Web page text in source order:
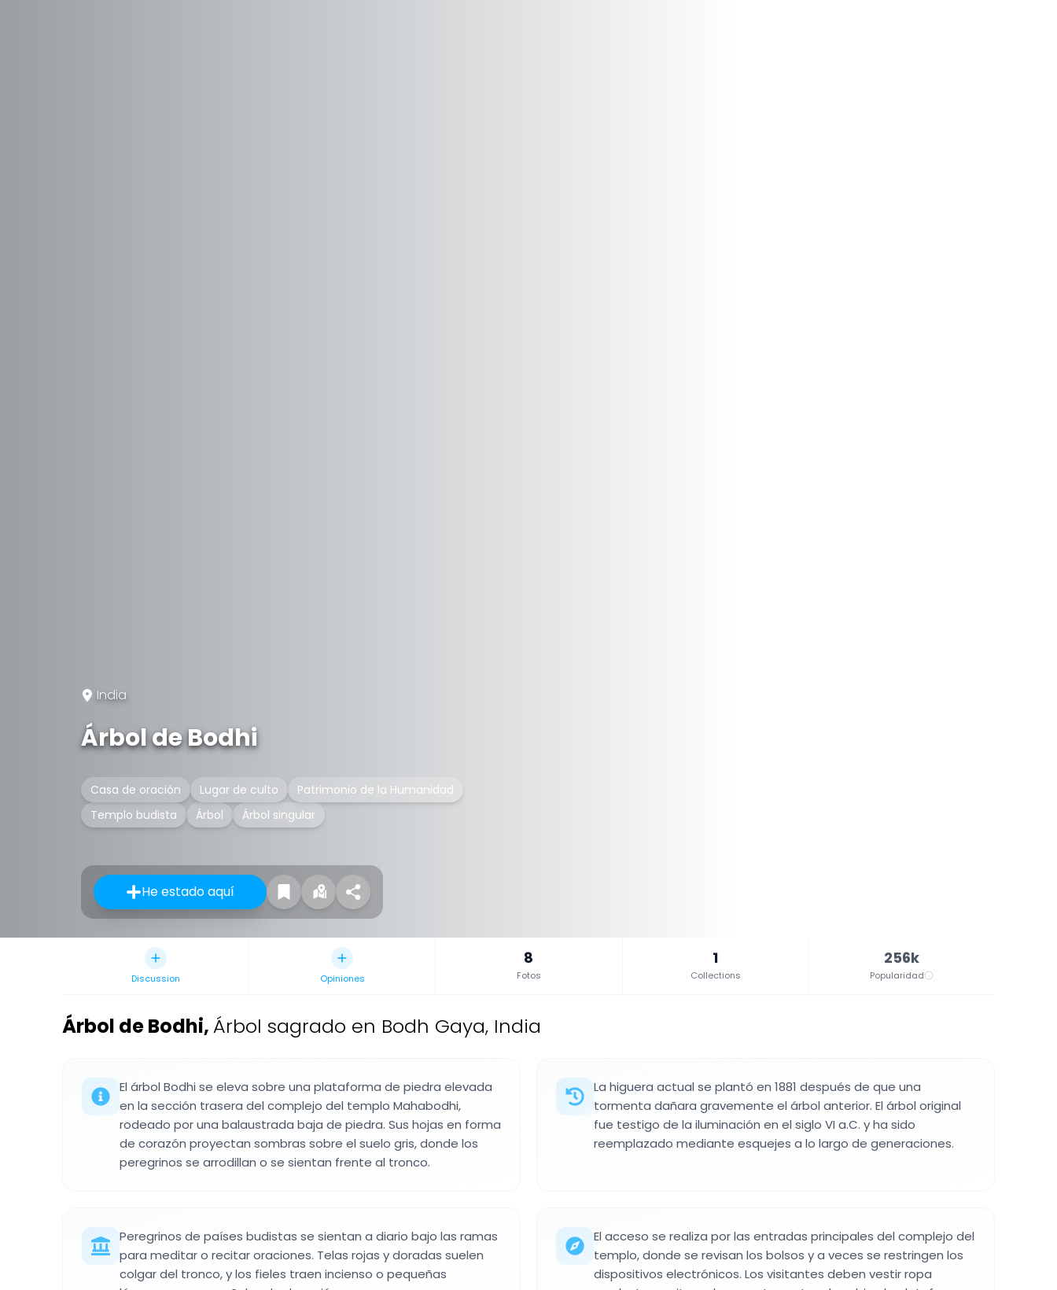
India
Árbol de Bodhi
Casa de oración Lugar de culto
Patrimonio de la Humanidad
Templo budista
Árbol Árbol singular
He estado aquí
Discussion Opiniones
8
Fotos
1
Collections
256k
Popularidad
Árbol de Bodhi,Árbol sagrado en Bodh Gaya, India
El árbol Bodhi se eleva sobre una plataforma de piedra elevada
en la sección trasera del complejo del templo Mahabodhi,
rodeado por una balaustrada baja de piedra. Sus hojas en forma
de corazón proyectan sombras sobre el suelo gris, donde los
peregrinos se arrodillan o se sientan frente al tronco.
La higuera actual se plantó en 1881 después de que una
tormenta dañara gravemente el árbol anterior. El árbol original
fue testigo de la iluminación en el siglo VI a.C. y ha sido
reemplazado mediante esquejes a lo largo de generaciones.
Peregrinos de países budistas se sientan a diario bajo las ramas
para meditar o recitar oraciones. Telas rojas y doradas suelen
colgar del tronco, y los fieles traen incienso o pequeñas
El acceso se realiza por las entradas principales del complejo del
templo, donde se revisan los bolsos y a veces se restringen los
dispositivos electrónicos. Los visitantes deben vestir ropa